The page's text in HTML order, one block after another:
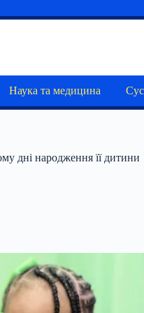
Наука та медицина
дні народження її дитини